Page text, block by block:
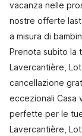
vacanza nelle
nostre offerte
a misura di
Prenota subito la
Lavercantière,
cancellazione
eccezionali Casa
perfette per le
Lavercantière,